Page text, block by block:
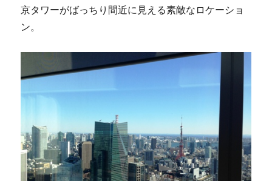
京タワーがばっちり間近に見える素敵なロケーショ
ン。